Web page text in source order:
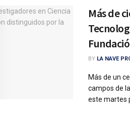
Más de
BY LA NAVE
Más de un
campos de
este martes